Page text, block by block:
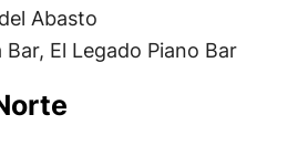
Abasto
El Legado Piano Bar